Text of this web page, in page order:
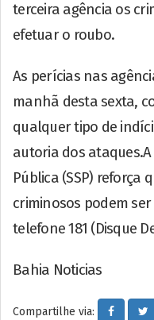
terceira agência os
efetuar o roubo.
As perícias nas
manhã desta sexta,
qualquer tipo de
autoria dos
Pública (SSP) reforça
criminosos podem
telefone 181 (Disque
Bahia Noticias
Compartilhe via: